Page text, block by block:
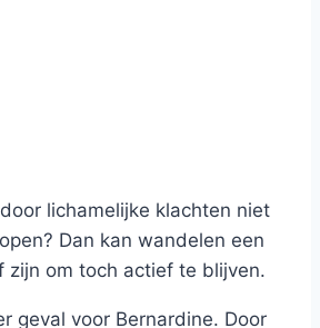
lichamelijke klachten niet
Dan kan wandelen een
zijn om toch actief te blijven.
geval voor Bernardine. Door